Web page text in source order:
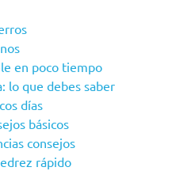
en poco tiempo
lo que debes saber
días
básicos
consejos
rápido